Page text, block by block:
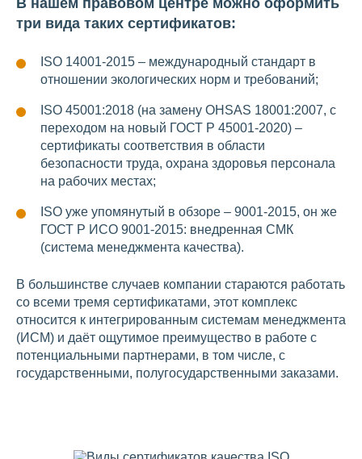
В нашем правовом центре можно оформить
три вида таких сертификатов:
ISO 14001-2015 – международный стандарт в
отношении экологических норм и требований;
ISO 45001:2018 (на замену OHSAS 18001:2007, с
переходом на новый ГОСТ Р 45001-2020) –
сертификаты соответствия в области
безопасности труда, охрана здоровья персонала
на рабочих местах;
ISO уже упомянутый в обзоре – 9001-2015, он же
ГОСТ Р ИСО 9001-2015: внедренная СМК
(система менеджмента качества).
В большинстве случаев компании стараются работать
со всеми тремя сертификатами, этот комплекс
относится к интегрированным системам менеджмента
(ИСМ) и даёт ощутимое преимущество в работе с
потенциальными партнерами, в том числе, с
государственными, полугосударственными заказами.